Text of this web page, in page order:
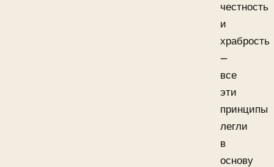
честность
и
храбрость
—
все
эти
принципы
легли
в
основу